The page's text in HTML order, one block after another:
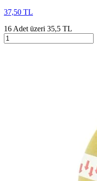
37,50 TL
16 Adet üzeri 35,5 TL